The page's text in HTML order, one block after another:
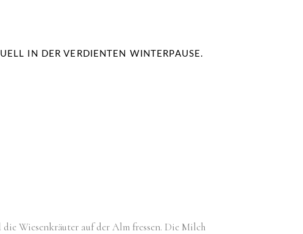
IN DER VERDIENTEN WINTERPAUSE.
Wiesenkräuter auf der Alm fressen. Die Milch